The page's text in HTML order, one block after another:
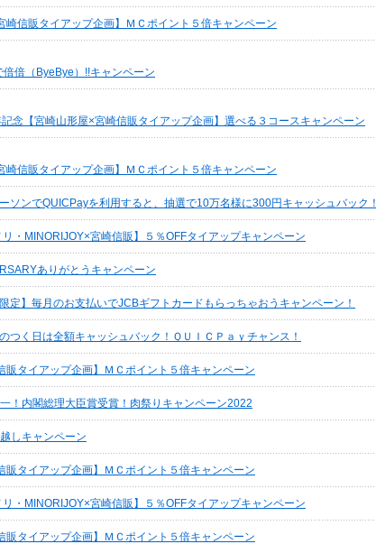
崎信販タイアップ企画】ＭＣポイント５倍キャンペーン
倍（ByeBye）!!キャンペーン
念【宮崎山形屋×宮崎信販タイアップ企画】選べる３コースキャンペーン
崎信販タイアップ企画】ＭＣポイント５倍キャンペーン
ーソンでQUICPayを利用すると、抽選で10万名様に300円キャッシュバック！
リ・MINORIJOY×宮崎信販】５％OFFタイアップキャンペーン
ありがとうキャンペーン
定】毎月のお支払いでJCBギフトカードもらっちゃおうキャンペーン！
つく日は全額キャッシュバック！ＱＵＩＣＰａｙチャンス！
販タイアップ企画】ＭＣポイント５倍キャンペーン
！内閣総理大臣賞受賞！肉祭りキャンペーン2022
しキャンペーン
販タイアップ企画】ＭＣポイント５倍キャンペーン
リ・MINORIJOY×宮崎信販】５％OFFタイアップキャンペーン
販タイアップ企画】ＭＣポイント５倍キャンペーン